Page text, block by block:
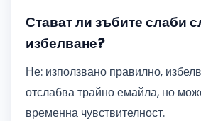
Стават ли зъбите слаби
избелване?
Не: използвано правилно,
отслабва трайно емайла, но
временна чувствителност.